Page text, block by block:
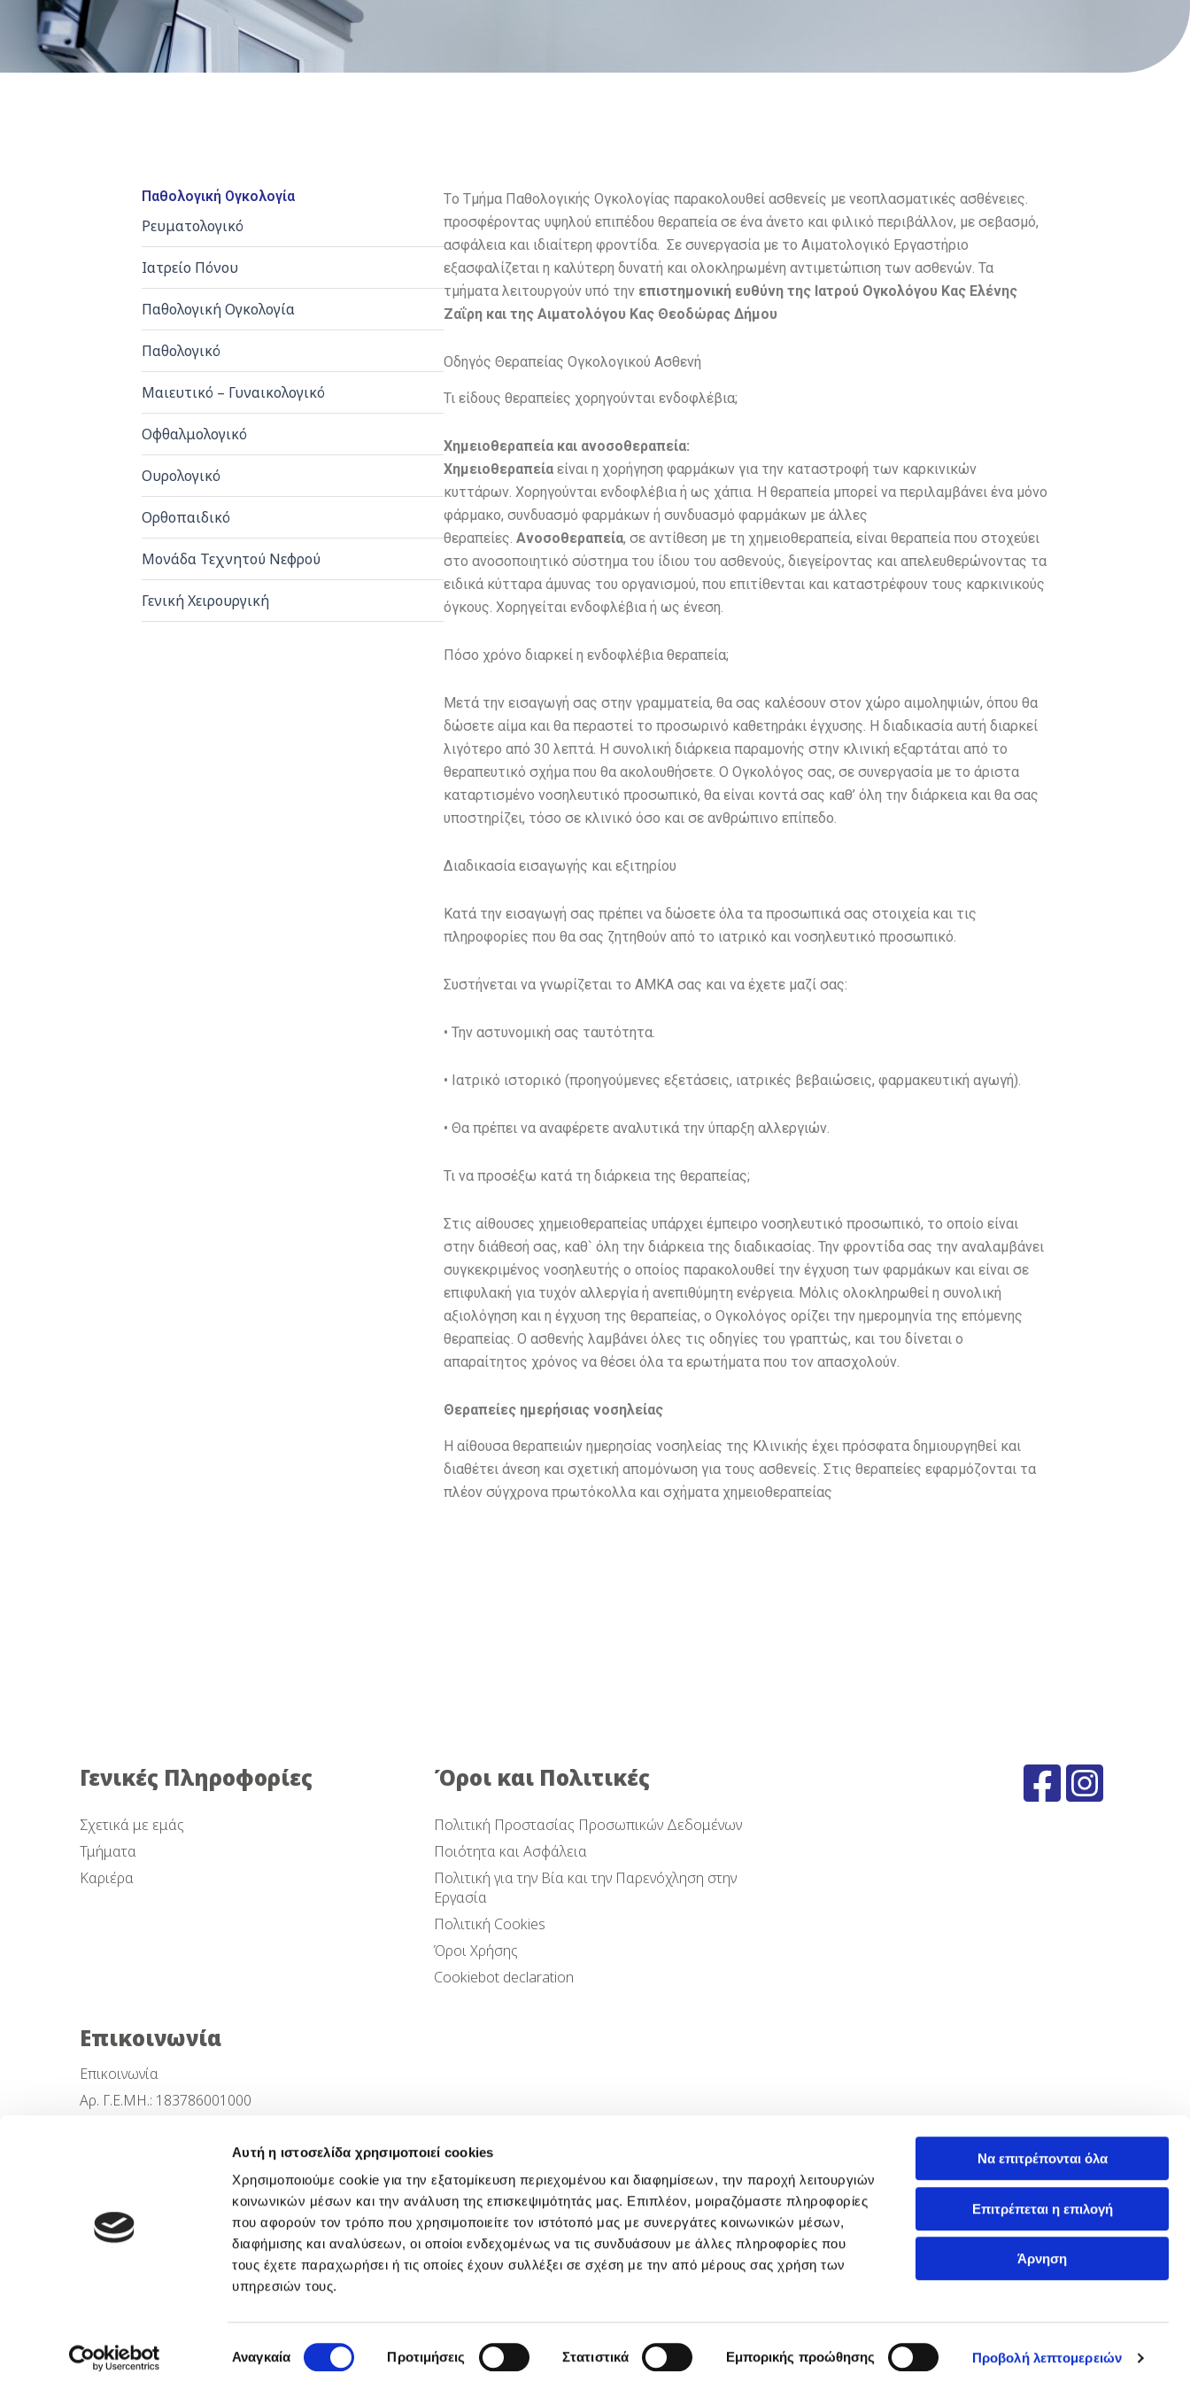
Αυτή η ιστοσελίδα χρησιμοποιεί cookies
Χρησιμοποιούμε cookie για την εξατομίκευση περιεχομένου και διαφημίσεων, την παροχή λειτουργιών
κοινωνικών μέσων και την ανάλυση της επισκεψιμότητάς μας. Επιπλέον, μοιραζόμαστε πληροφορίες
που αφορούν τον τρόπο που χρησιμοποιείτε τον ιστότοπό μας με συνεργάτες κοινωνικών μέσων,
διαφήμισης και αναλύσεων, οι οποίοι ενδεχομένως να τις συνδυάσουν με άλλες πληροφορίες που
τους έχετε παραχωρήσει ή τις οποίες έχουν συλλέξει σε σχέση με την από μέρους σας χρήση των
υπηρεσιών τους.
συγκατάθεσης
Αναγκαία Προτιμήσεις Στατιστικά Εμπορικής προώθησης Προβολή λεπτομερειών
Να επιτρέπονται όλα
Επιτρέπεται η επιλογή
Άρνηση
Παθολογική Ογκολογία
Ρευματολογικό
Ιατρείο Πόνου
Παθολογική Ογκολογία
Παθολογικό
Μαιευτικό – Γυναικολογικό
Οφθαλμολογικό
Ουρολογικό
Ορθοπαιδικό
Μονάδα Τεχνητού Νεφρού
Γενική Χειρουργική
Tο Τμήμα Παθολογικής Ογκολογίας παρακολουθεί ασθενείς με νεοπλασματικές ασθένειες.
προσφέροντας υψηλού επιπέδου θεραπεία σε ένα άνετο και φιλικό περιβάλλον, με σεβασμό,
ασφάλεια και ιδιαίτερη φροντίδα. Σε συνεργασία με το Αιματολογικό Εργαστήριο
εξασφαλίζεται η καλύτερη δυνατή και ολοκληρωμένη αντιμετώπιση των ασθενών. Τα
τμήματα λειτουργούν υπό την επιστημονική ευθύνη της Ιατρού Ογκολόγου Κας Ελένης
Ζαΐρη και της Αιματολόγου Κας Θεοδώρας Δήμου
Οδηγός Θεραπείας Ογκολογικού Ασθενή
Τι είδους θεραπείες χορηγούνται ενδοφλέβια;
Χημειοθεραπεία και ανοσοθεραπεία:
Χημειοθεραπείαείναι η χορήγηση φαρμάκων για την καταστροφή των καρκινικών
κυττάρων. Χορηγούνται ενδοφλέβια ή ως χάπια. Η θεραπεία μπορεί να περιλαμβάνει ένα μόνο
φάρμακο, συνδυασμό φαρμάκων ή συνδυασμό φαρμάκων με άλλες
θεραπείες.Ανοσοθεραπεία, σε αντίθεση με τη χημειοθεραπεία, είναι θεραπεία που στοχεύει
στο ανοσοποιητικό σύστημα του ίδιου του ασθενούς, διεγείροντας και απελευθερώνοντας τα
ειδικά κύτταρα άμυνας του οργανισμού, που επιτίθενται και καταστρέφουν τους καρκινικούς
όγκους. Χορηγείται ενδοφλέβια ή ως ένεση.
Πόσο χρόνο διαρκεί η ενδοφλέβια θεραπεία;
Μετά την εισαγωγή σας στην γραμματεία, θα σας καλέσουν στον χώρο αιμοληψιών, όπου θα
δώσετε αίμα και θα περαστεί το προσωρινό καθετηράκι έγχυσης. Η διαδικασία αυτή διαρκεί
λιγότερο από 30 λεπτά. Η συνολική διάρκεια παραμονής στην κλινική εξαρτάται από το
θεραπευτικό σχήμα που θα ακολουθήσετε. Ο Ογκολόγος σας, σε συνεργασία με το άριστα
καταρτισμένο νοσηλευτικό προσωπικό, θα είναι κοντά σας καθ’ όλη την διάρκεια και θα σας
υποστηρίζει, τόσο σε κλινικό όσο και σε ανθρώπινο επίπεδο.
Διαδικασία εισαγωγής και εξιτηρίου
Κατά την εισαγωγή σας πρέπει να δώσετε όλα τα προσωπικά σας στοιχεία και τις
πληροφορίες που θα σας ζητηθούν από το ιατρικό και νοσηλευτικό προσωπικό.
Συστήνεται να γνωρίζεται το ΑΜΚΑ σας και να έχετε μαζί σας:
• Την αστυνομική σας ταυτότητα.
• Ιατρικό ιστορικό (προηγούμενες εξετάσεις, ιατρικές βεβαιώσεις, φαρμακευτική αγωγή).
• Θα πρέπει να αναφέρετε αναλυτικά την ύπαρξη αλλεργιών.
Τι να προσέξω κατά τη διάρκεια της θεραπείας;
Στις αίθουσες χημειοθεραπείας υπάρχει έμπειρο νοσηλευτικό προσωπικό, το οποίο είναι
στην διάθεσή σας, καθ` όλη την διάρκεια της διαδικασίας. Την φροντίδα σας την αναλαμβάνει
συγκεκριμένος νοσηλευτής ο οποίος παρακολουθεί την έγχυση των φαρμάκων και είναι σε
επιφυλακή για τυχόν αλλεργία ή ανεπιθύμητη ενέργεια. Μόλις ολοκληρωθεί η συνολική
αξιολόγηση και η έγχυση της θεραπείας, ο Ογκολόγος ορίζει την ημερομηνία της επόμενης
θεραπείας. Ο ασθενής λαμβάνει όλες τις οδηγίες του γραπτώς, και του δίνεται ο
απαραίτητος χρόνος να θέσει όλα τα ερωτήματα που τον απασχολούν.
Θεραπείες ημερήσιας νοσηλείας
Η αίθουσα θεραπειών ημερησίας νοσηλείας της Κλινικής έχει πρόσφατα δημιουργηθεί και
διαθέτει άνεση και σχετική απομόνωση για τους ασθενείς. Στις θεραπείες εφαρμόζονται τα
πλέον σύγχρονα πρωτόκολλα και σχήματα χημειοθεραπείας
Γενικές Πληροφορίες
Σχετικά με εμάς
Τμήματα
Καριέρα
Όροι και Πολιτικές
Πολιτική Προστασίας Προσωπικών Δεδομένων
Ποιότητα και Ασφάλεια
Πολιτική για την Βία και την Παρενόχληση στην
Εργασία
Πολιτική Cookies
Όροι Χρήσης
Cookiebot declaration
Επικοινωνία
Επικοινωνία
Αρ. Γ.Ε.ΜΗ.: 183786001000
Μαργαρίτη Δήμτσα 4, 50100, Κοζάνη
Τηλ.: +30 24610 35001-4
info.kozani@imitheamg.gr
Copyright © 2026 by Imithea Medical Group handcrafted by